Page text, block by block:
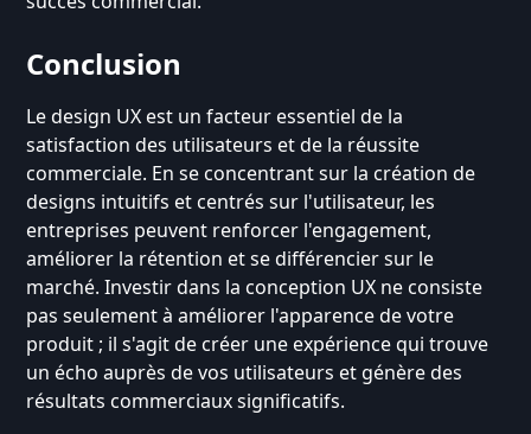
Conclusion
Le design UX est un facteur essentiel de la
satisfaction des utilisateurs et de la réussite
commerciale. En se concentrant sur la création de
designs intuitifs et centrés sur l'utilisateur, les
entreprises peuvent renforcer l'engagement,
améliorer la rétention et se différencier sur le
marché. Investir dans la conception UX ne consiste
pas seulement à améliorer l'apparence de votre
produit ; il s'agit de créer une expérience qui trouve
un écho auprès de vos utilisateurs et génère des
résultats commerciaux significatifs.